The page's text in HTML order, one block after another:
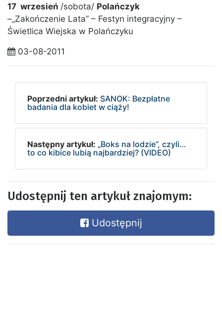
17 wrzesień /sobota/ Polańczyk
–„Zakończenie Lata” – Festyn integracyjny –
Świetlica Wiejska w Polańczyku
03-08-2011
Poprzedni artykuł: SANOK: Bezpłatne
badania dla kobiet w ciąży!
Następny artykuł: „Boks na lodzie”, czyli…
to co kibice lubią najbardziej? (VIDEO)
Udostępnij ten artykuł znajomym:
Udostępnij